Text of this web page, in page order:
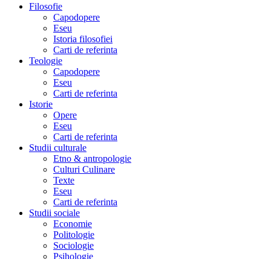
Filosofie
Capodopere
Eseu
Istoria filosofiei
Carti de referinta
Teologie
Capodopere
Eseu
Carti de referinta
Istorie
Opere
Eseu
Carti de referinta
Studii culturale
Etno & antropologie
Culturi Culinare
Texte
Eseu
Carti de referinta
Studii sociale
Economie
Politologie
Sociologie
Psihologie